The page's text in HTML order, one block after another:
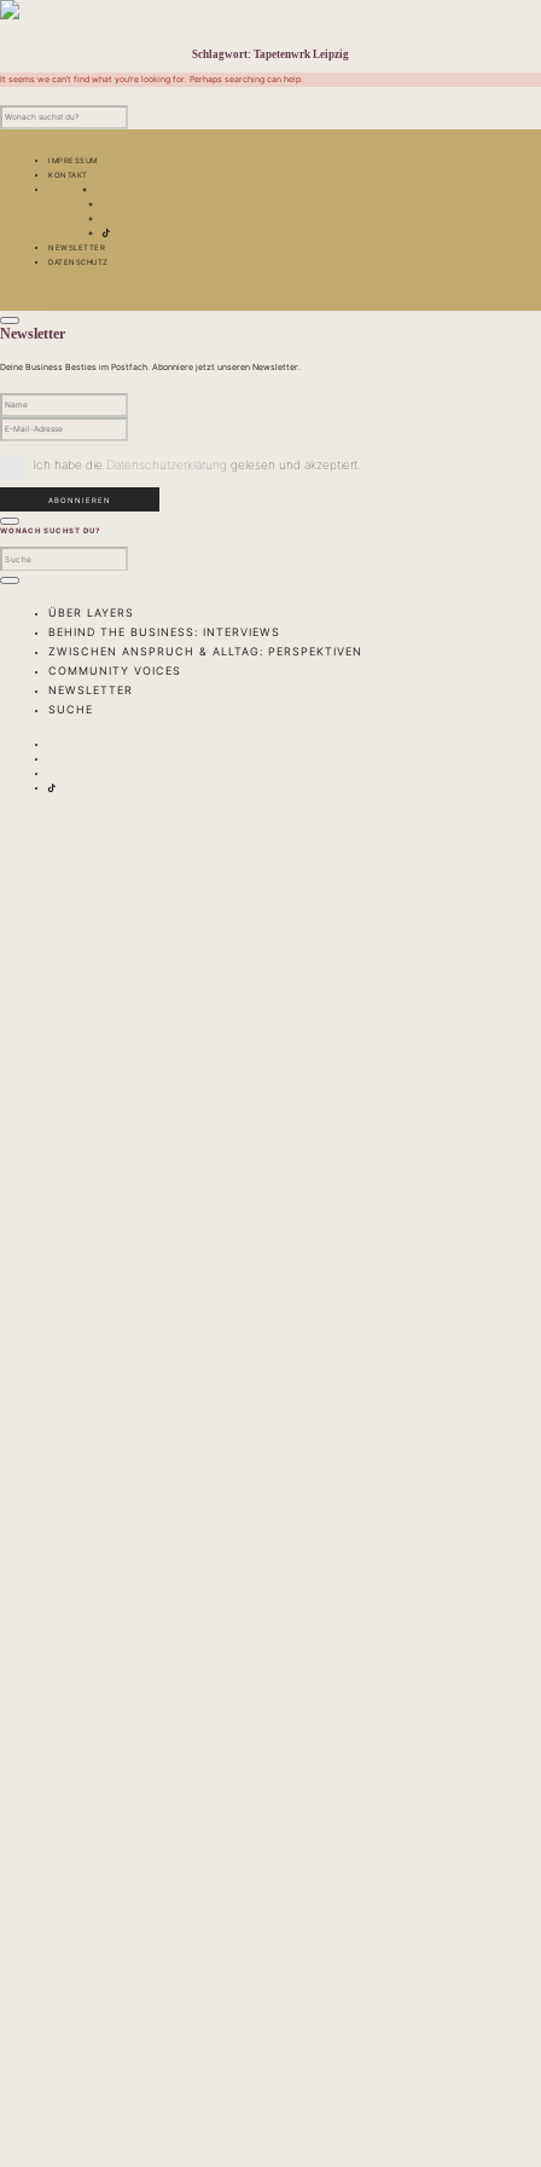
Schlagwort: Tapetenwrk Leipzig
It seems we can’t find what you’re looking for. Perhaps searching can help.
IMPRESSUM
KONTAKT
NEWSLETTER
DATENSCHUTZ
Newsletter
Deine Business Besties im Postfach. Abonniere jetzt unseren Newsletter.
Ich habe die Datenschutzerklärung gelesen und akzeptiert.
WONACH SUCHST DU?
ÜBER LAYERS
BEHIND THE BUSINESS: INTERVIEWS
ZWISCHEN ANSPRUCH & ALLTAG: PERSPEKTIVEN
COMMUNITY VOICES
NEWSLETTER
SUCHE